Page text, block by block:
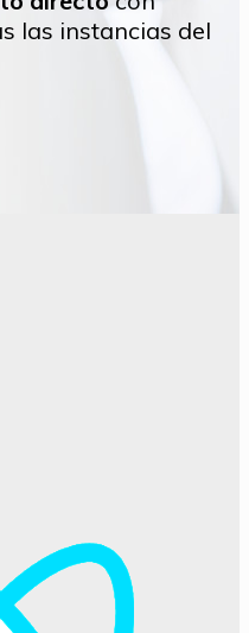
las instancias del